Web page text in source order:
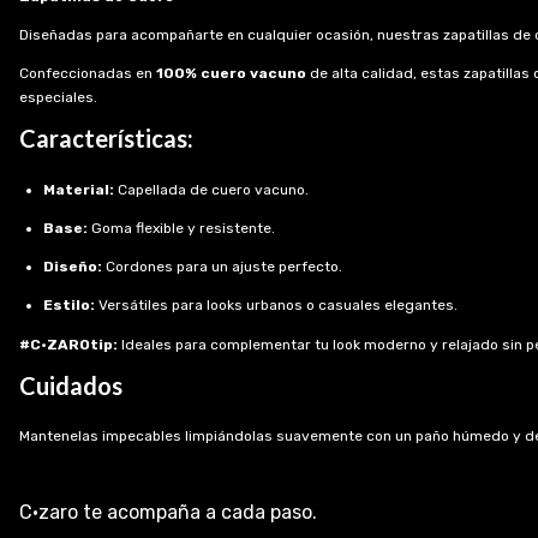
Diseñadas para acompañarte en cualquier ocasión, nuestras zapatillas
Confeccionadas en 100% cuero vacuno de alta calidad, estas zapatillas
especiales.
Características:
Material: Capellada de cuero vacuno.
Base: Goma flexible y resistente.
Diseño: Cordones para un ajuste perfecto.
Estilo: Versátiles para looks urbanos o casuales elegantes.
#C·ZAROtip: Ideales para complementar tu look moderno y relajado sin
Cuidados
Mantenelas impecables limpiándolas suavemente con un paño húmedo y
C·zaro te acompaña a cada paso.